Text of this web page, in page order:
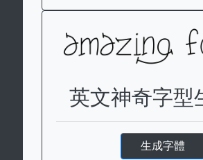
英文神奇字型
生成字體